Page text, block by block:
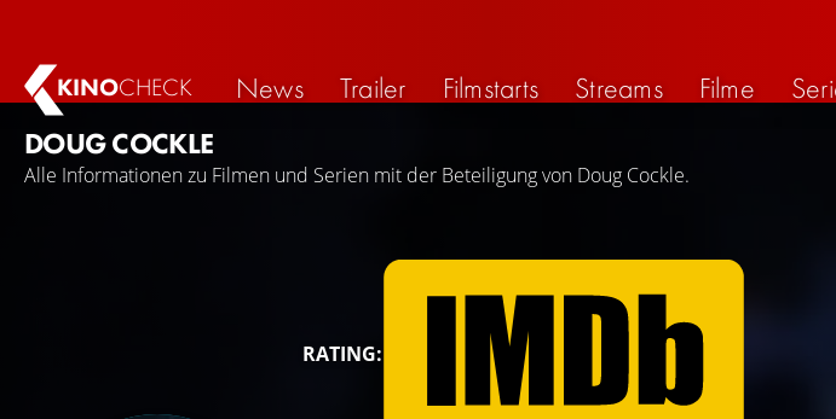
KINOCHECK News Trailer Filmstarts Streams Filme
DOUG COCKLE
Alle Informationen zu Filmen und Serien mit der Beteiligung von Doug Cockle.
RATING: